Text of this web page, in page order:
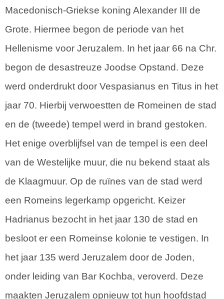
Macedonisch-Griekse koning Alexander III de
Grote. Hiermee begon de periode van het
Hellenisme voor Jeruzalem. In het jaar 66 na Chr.
begon de desastreuze Joodse Opstand. Deze
werd onderdrukt door Vespasianus en Titus in het
jaar 70. Hierbij verwoestten de Romeinen de stad
en de (tweede) tempel werd in brand gestoken.
Het enige overblijfsel van de tempel is een deel
van de Westelijke muur, die nu bekend staat als
de Klaagmuur. Op de ruïnes van de stad werd
een Romeins legerkamp opgericht. Keizer
Hadrianus bezocht in het jaar 130 de stad en
besloot er een Romeinse kolonie te vestigen. In
het jaar 135 werd Jeruzalem door de Joden,
onder leiding van Bar Kochba, veroverd. Deze
maakten Jeruzalem opnieuw tot hun hoofdstad